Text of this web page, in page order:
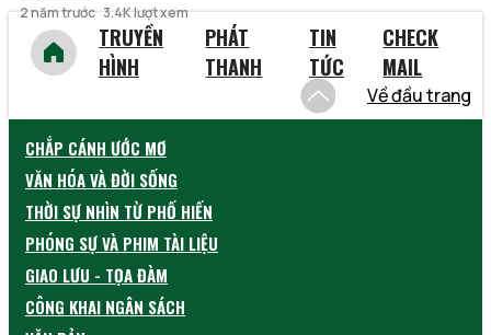
2 năm trước 3.4K lượt xem
TRUYỀN
HÌNH
PHÁT
THANH
TIN
TỨC
CHECK
MAIL
Về đầu trang
CHẮP CÁNH ƯỚC MƠ
VĂN HÓA VÀ ĐỜI SỐNG
THỜI SỰ NHÌN TỪ PHỐ HIẾN
PHÓNG SỰ VÀ PHIM TÀI LIỆU
GIAO LƯU - TỌA ĐÀM
CÔNG KHAI NGÂN SÁCH